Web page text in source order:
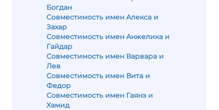
Богдан
Совместимость имен Алекса и
Захар
Совместимость имен Анжелика и
Гайдар
Совместимость имен Варвара и
Лев
Совместимость имен Вита и
Федор
Совместимость имен Гаянэ и
Хамид